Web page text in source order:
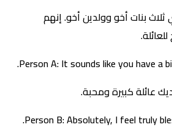
بنات أخو وولدين أخو. إنهم
Person A: It sounds like you have a
عائلة كبيرة ومحبة.
Person B: Absolutely, I feel truly